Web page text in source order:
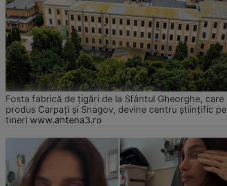
Fosta fabrică de țigări de la Sfântul Gheorghe, care
produs Carpați și Snagov, devine centru științific
tineri www.antena3.ro